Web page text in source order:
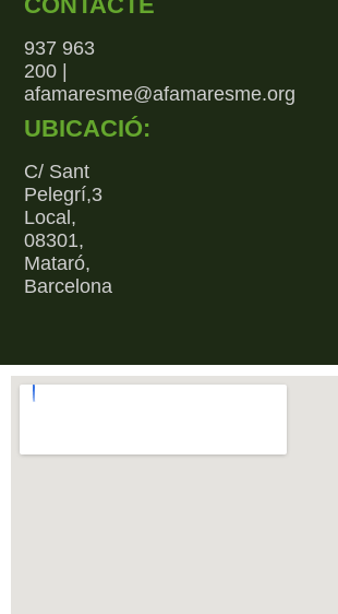
937 963
200 |
afamaresme@afamaresme.org
UBICACIÓ:
C/ Sant
Pelegrí,3
Local,
08301,
Mataró,
Barcelona